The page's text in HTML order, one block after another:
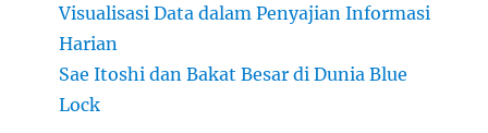
Visualisasi Data dalam Penyajian Informasi
Harian
Sae Itoshi dan Bakat Besar di Dunia Blue
Lock